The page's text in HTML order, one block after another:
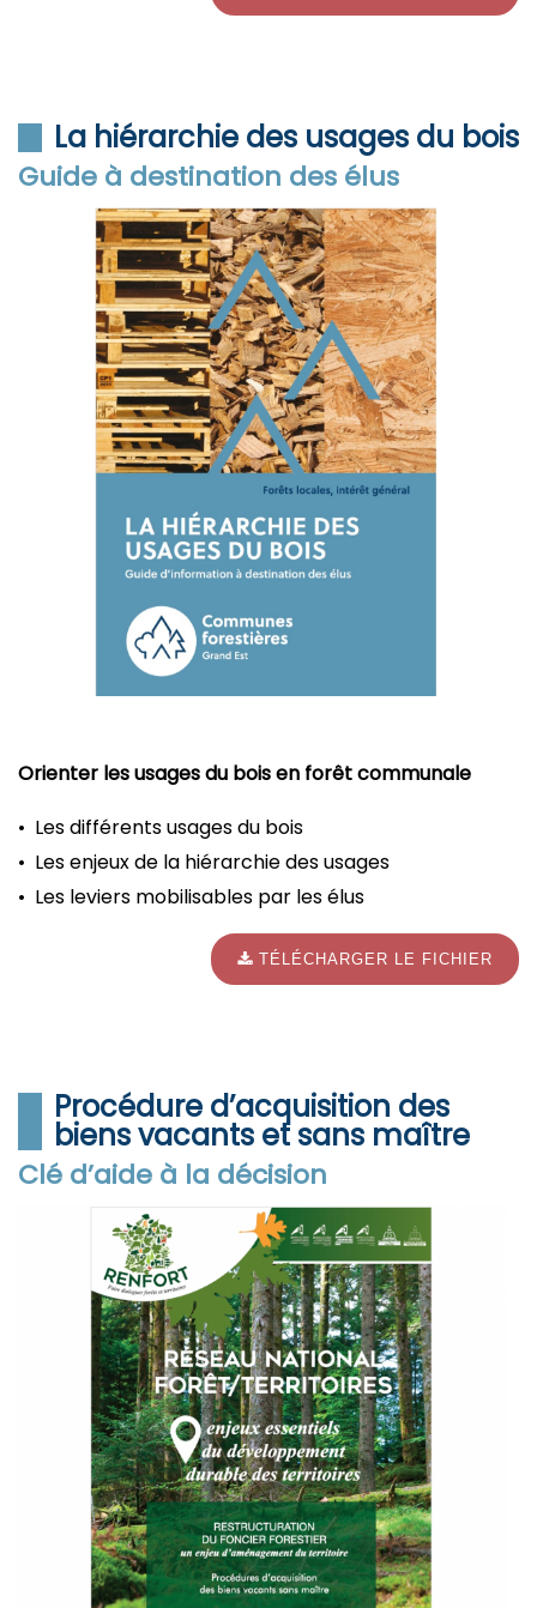
La hiérarchie des usages du bois
Guide à destination des élus
Orienter les usages du bois en forêt communale
• Les différents usages du bois
• Les enjeux de la hiérarchie des usages
• Les leviers mobilisables par les élus
TÉLÉCHARGER LE FICHIER
Procédure d’acquisition des
biens vacants et sans maître
Clé d’aide à la décision